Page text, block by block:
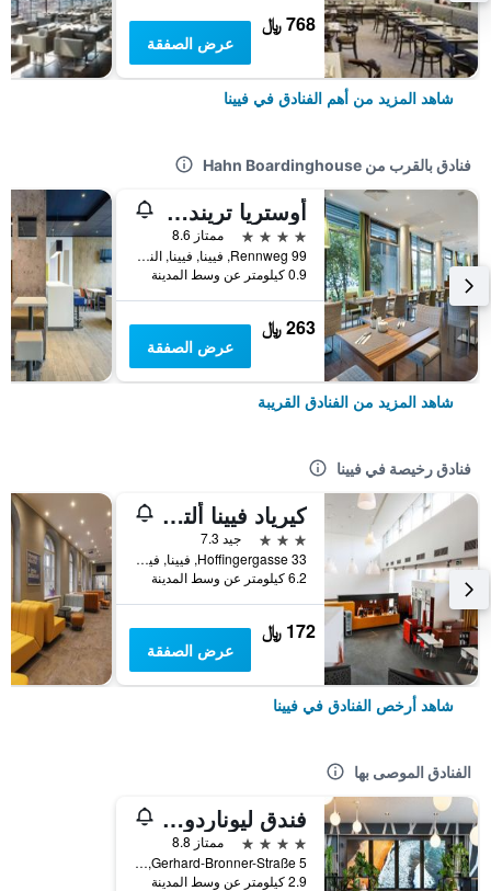
768 ﷼
عرض الصفقة
شاهد المزيد من أهم الفنادق في فيينا
فنادق بالقرب من Hahn Boardinghouse
أوستريا تريند هوتل دوبيو, فينا
4 نجوم
ممتاز 8.6
Rennweg 99, فيينا, فيينا, النمسا
0.9 كيلومتر عن وسط المدينة
263 ﷼
عرض الصفقة
شاهد المزيد من الفنادق القريبة
فنادق رخيصة في فيينا
كيرياد فيينا ألتمانسدورف
3 نجوم
جيد 7.3
Hoffingergasse 33, فيينا, فيينا, النمسا
6.2 كيلومتر عن وسط المدينة
172 ﷼
عرض الصفقة
شاهد أرخص الفنادق في فيينا
الفنادق الموصى بها
فندق ليوناردو فيينا هابتبانهوف
4 نجوم
ممتاز 8.8
Gerhard-Bronner-Straße 5, فيينا, فيينا, النمسا
2.9 كيلومتر عن وسط المدينة